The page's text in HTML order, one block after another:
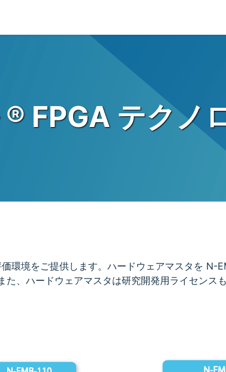
® FPGA テク
環境をご提供します。ハードウェアマスタを
た、ハードウェアマスタは研究開発用ライセンス